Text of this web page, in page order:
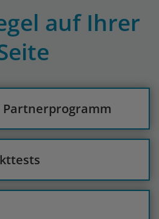
auf Ihrer
Partnerprogramm